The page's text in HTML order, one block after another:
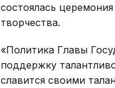
состоялась
творчества.
«Политика Главы
поддержку
славится своими